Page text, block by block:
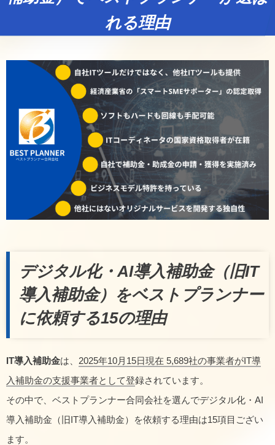
れる理由
デジタル化・AI導入補助金（旧IT
導入補助金）をベストプランナー
に依頼する15の理由
IT導入補助金は、 2025年10月15日現在 5,689社の事業者がIT導
入補助金の支援事業者として登録されています。
その中で、ベストプランナー合同会社を選んでデジタル化・AI
導入補助金（旧IT導入補助金）を依頼する理由は15項目ござい
ます。